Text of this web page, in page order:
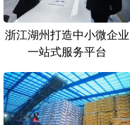
浙江湖州打造中小微企业
一站式服务平台